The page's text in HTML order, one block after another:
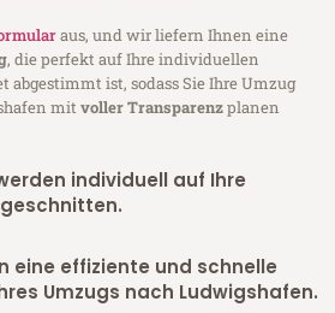
aus, und wir liefern Ihnen eine
, die perfekt auf Ihre individuellen
abgestimmt ist, sodass Sie Ihre Umzug
mitvoller Transparenzplanen
individuell auf Ihre
eine effiziente und schnelle
Umzugs nach Ludwigshafen.